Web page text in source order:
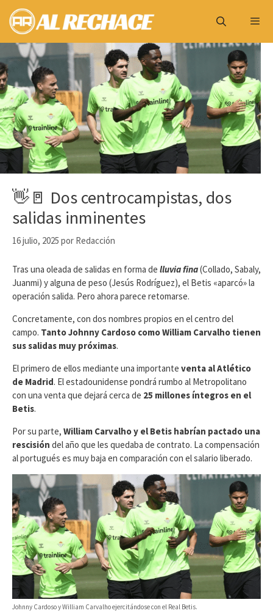
Saltar
contenido
👋🚪 Dos centrocampistas, dos
salidas inminentes
16 julio, 2025 por Redacción
Tras una oleada de salidas en forma de lluvia fina(Collado, Sabaly,
Juanmi) y alguna de peso (Jesús Rodríguez), el Betis «aparcó» la
operación salida. Pero ahora parece retomarse.
Concretamente, con dos nombres propios en el centro del
campo. Tanto Johnny Cardoso como William Carvalho tienen
sus salidas muy próximas.
El primero de ellos mediante una importante venta al Atlético
de Madrid. El estadounidense pondrá rumbo al Metropolitano
con una venta que dejará cerca de 25 millones íntegros en el
Betis.
Por su parte, William Carvalho y el Betis habrían pactado una
rescisión del año que les quedaba de contrato. La compensación
al portugués es muy baja en comparación con el salario liberado.
Johnny Cardoso y William Carvalho ejercitándose con el Real Betis.